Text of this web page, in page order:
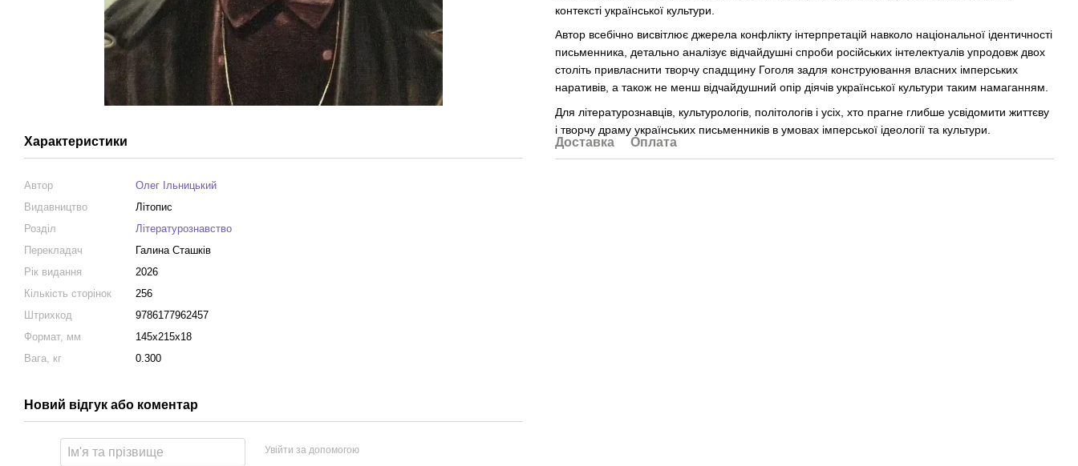
Характеристики
Автор
Олег Ільницький
Видавництво
Літопис
Розділ
Літературознавство
Перекладач
Галина Сташків
Рік видання
2026
Кількість сторінок
256
Штрихкод
9786177962457
Формат, мм
145x215x18
Вага, кг
0.300
Новий відгук або коментар
Увійти за допомогою
контексті української культури.
Автор всебічно висвітлює джерела конфлікту інтерпретацій навколо національної ідентичності
письменника, детально аналізує відчайдушні спроби російських інтелектуалів упродовж двох
століть привласнити творчу спадщину Гоголя задля конструювання власних імперських
наративів, а також не менш відчайдушний опір діячів української культури таким намаганням.
Для літературознавців, культурологів, політологів і усіх, хто прагне глибше усвідомити життєву
і творчу драму українських письменників в умовах імперської ідеології та культури.
Доставка Оплата